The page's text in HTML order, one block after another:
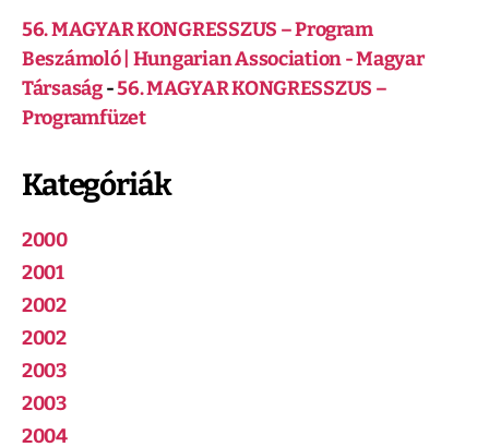
56. MAGYAR KONGRESSZUS – Program
Beszámoló | Hungarian Association - Magyar
Társaság-56. MAGYAR KONGRESSZUS –
Programfüzet
Kategóriák
2000
2001
2002
2002
2003
2003
2004